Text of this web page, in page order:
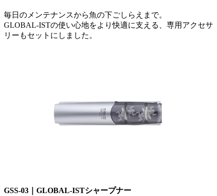
毎日のメンテナンスから魚の下ごしらえまで。
GLOBAL-ISTの使い心地をより快適に支える、専用アクセサ
リーもセットにしました。
GSS-03｜GLOBAL-ISTシャープナー